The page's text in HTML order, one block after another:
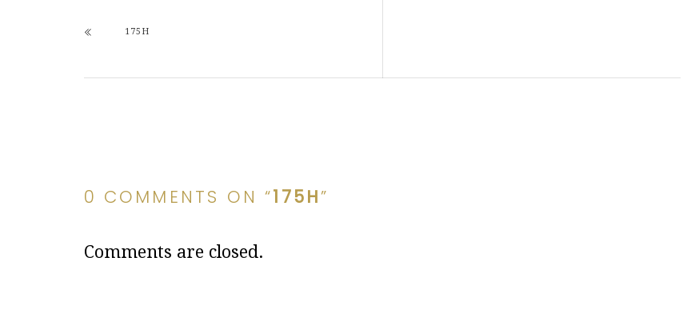
175H
0 COMMENTS ON “175H”
Comments are closed.